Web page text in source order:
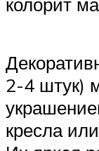
2-4 штук)
кресла